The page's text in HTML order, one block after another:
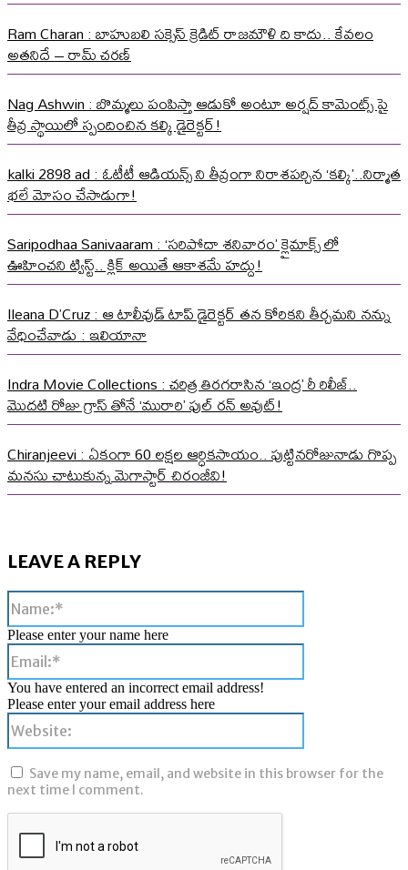
Ram Charan : బాహుబలి సక్సెస్ క్రెడిట్ రాజమౌళి ది కాదు.. కేవలం
అతనిదే – రామ్ చరణ్
Nag Ashwin : బొమ్మలు పంపిస్తా ఆడుకో అంటూ అర్షద్ కామెంట్స్ పై
తీవ్ర స్థాయిలో స్పందించిన కల్కి డైరెక్టర్!
kalki 2898 ad : ఓటీటీ ఆడియన్స్ ని తీవ్రంగా నిరాశపర్చిన ‘కల్కి’..నిర్మాత
భలే మోసం చేసాడుగా!
Saripodhaa Sanivaaram : ‘సరిపోదా శనివారం’ క్లైమాక్స్ లో
ఊహించని ట్విస్ట్.. క్లిక్ అయితే ఆకాశమే హద్దు!
Ileana D’Cruz : ఆ టాలీవుడ్ టాప్ డైరెక్టర్ తన కోరికని తీర్చమని నన్ను
వేధించేవాడు : ఇలియానా
Indra Movie Collections : చరిత్ర తిరగరాసిన ‘ఇంద్ర’ రీ రిలీజ్..
మొదటి రోజు గ్రాస్ తోనే ‘మురారి’ ఫుల్ రన్ అవుట్!
Chiranjeevi : ఏకంగా 60 లక్షల ఆర్ధికసాయం.. పుట్టినరోజునాడు గొప్ప
మనసు చాటుకున్న మెగాస్టార్ చిరంజీవి!
LEAVE A REPLY
Please enter your name here
You have entered an incorrect email address!
Please enter your email address here
Save my name, email, and website in this browser for the
next time I comment.